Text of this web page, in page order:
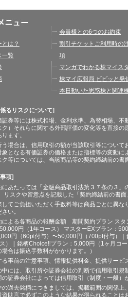
は？
一覧
会員様との6つのお約束
割引チケットご利用時の
項
マンガでわかる株マイス
株マイ広報局 ビビッと発
本日動いた思惑株と関連
るリスクについて]
証券等には株式相場、金利水準、為替相場、
ク）それらに関する外部評価の変化等を直接
ます。
う場合は、信用取引の額が当該取引等につい
象となる有価証券の価格または指標等の変動
等については、当該商品等の契約締結前の書
項]
にあたっては「金融商品取引法第３７条の３
リスクや留意点を記載した「契約締結前の書
してご負担いただく手数料等は商品ごとに異
い。
による各商品の報酬金額 期間契約プラン ス
円（1年コース） マスターEXプラン：
円（60pt付与）〜50,000円（700pt付与）
）｜銘柄Choice!!プラン：5,000円（1ヶ月コ
合は振込手数料がかかります。）
る事前の注意事項、情報提供料金、提供サー
中には、取引所や証券会社の判断で信用取引
証券会社によっては信用取引（制度・一般）
の過去銘柄につきましては、掲載範囲の関係
資助言で必ずこのような結果が得られること